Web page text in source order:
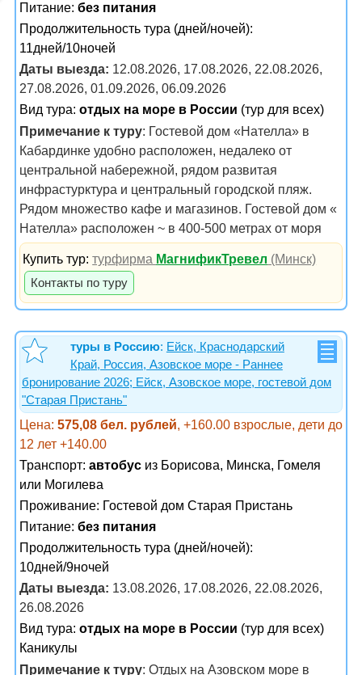
Питание: без питания
Продолжительность тура (дней/ночей):
11дней/10ночей
Даты выезда: 12.08.2026, 17.08.2026, 22.08.2026,
27.08.2026, 01.09.2026, 06.09.2026
Вид тура: отдых на море в России (тур для всех)
Примечание к туру: Гостевой дом «Нателла» в
Кабардинке удобно расположен, недалеко от
центральной набережной, рядом развитая
инфрастурктура и центральный городской пляж.
Рядом множество кафе и магазинов. Гостевой дом «
Нателла» расположен ~ в 400-500 метрах от моря
Купить тур:турфирма МагнификТревел (Минск)
Контакты по туру
туры в Россию: Ейск, Краснодарский
Край, Россия, Азовское море - Раннее
бронирование 2026; Ейск, Азовское море, гостевой дом
"Старая Пристань"
Цена: 575,08 бел. рублей, +160.00 взрослые, дети до
12 лет +140.00
Транспорт: автобус из Борисова, Минска, Гомеля
или Могилева
Проживание: Гостевой дом Старая Пристань
Питание: без питания
Продолжительность тура (дней/ночей):
10дней/9ночей
Даты выезда: 13.08.2026, 17.08.2026, 22.08.2026,
26.08.2026
Вид тура: отдых на море в России (тур для всех)
Каникулы
Примечание к туру: Отдых на Азовском море в